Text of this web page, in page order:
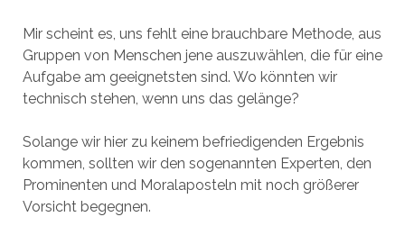
Mir scheint es, uns fehlt eine brauchbare Methode, aus
Gruppen von Menschen jene auszuwählen, die für eine
Aufgabe am geeignetsten sind. Wo könnten wir
technisch stehen, wenn uns das gelänge?
Solange wir hier zu keinem befriedigenden Ergebnis
kommen, sollten wir den sogenannten Experten, den
Prominenten und Moralaposteln mit noch größerer
Vorsicht begegnen.